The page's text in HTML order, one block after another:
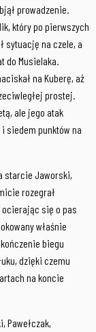
prowadzenie.
który po pierwszych
sytuację na czele, a
do Musielaka.
na Kuberę, aż
prostej.
ale jego atak
siedem punktów na
starcie Jaworski,
rozegrał
ocierając się o pas
właśnie
biegu
dzięki czemu
na koncie
Pawełczak,